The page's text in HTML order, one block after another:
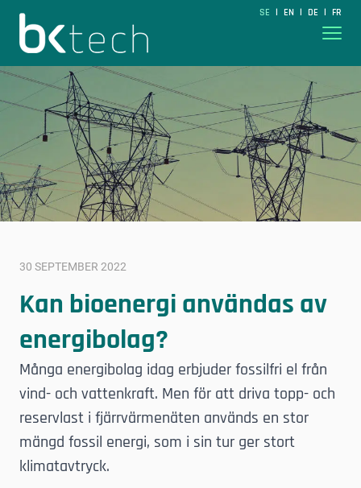
BKtech SE | EN | DE | FR
30 SEPTEMBER 2022
Kan bioenergi användas av
energibolag?
Många energibolag idag erbjuder fossilfri el från
vind- och vattenkraft. Men för att driva topp- och
reservlast i fjärrvärmenäten används en stor
mängd fossil energi, som i sin tur ger stort
klimatavtryck.